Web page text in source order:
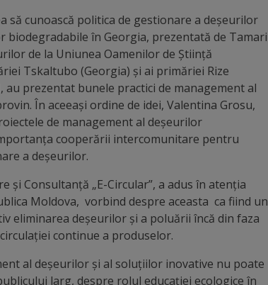
cunoască politica de gestionare a deșeurilor
în Georgia, prezentată de Tamari
de la Uniunea Oamenilor de Știință
Tskaltubo (Georgia) și ai primăriei Rize
au prezentat bunele practici de management al
În aceeași ordine de idei, Valentina Grosu,
de management al deșeurilor
cooperării intercomunitare pentru
a deșeurilor.
Consultanță „E-Circular”, a adus în atenția
Moldova, vorbind despre aceasta ca fiind un
eliminarea deșeurilor și a poluării încă din faza
continue a produselor.
al deșeurilor și al soluțiilor inovative nu poate
larg, despre rolul educației ecologice în